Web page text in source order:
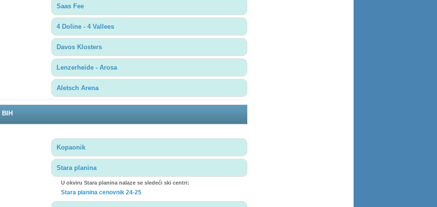
Saas Fee
4 Doline - 4 Vallees
Davos Klosters
Lenzerheide - Arosa
Aletsch Arena
Kopaonik
Stara planina
U okviru Stara planina nalaze se sledeći ski centri:
Stara planina cenovnik 24-25